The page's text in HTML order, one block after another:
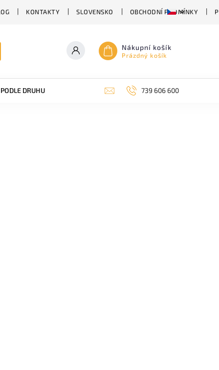
KONTAKTY SLOVENSKO OBCHODNÍ PODMÍNKY
Nákupní košík
Prázdný košík
PODLE DRUHU PIVA SUDOVÉ PIVO PIVO V PLECHU
739 606 600